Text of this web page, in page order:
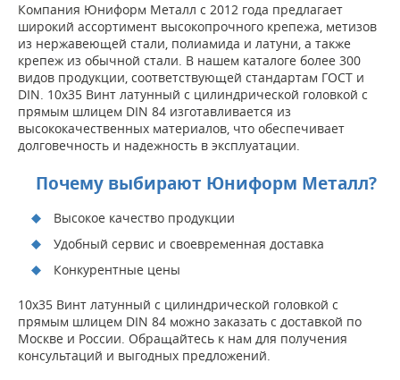
Компания Юниформ Металл с 2012 года предлагает
широкий ассортимент высокопрочного крепежа, метизов
из нержавеющей стали, полиамида и латуни, а также
крепеж из обычной стали. В нашем каталоге более 300
видов продукции, соответствующей стандартам ГОСТ и
DIN. 10х35 Винт латунный с цилиндрической головкой с
прямым шлицем DIN 84 изготавливается из
высококачественных материалов, что обеспечивает
долговечность и надежность в эксплуатации.
Почему выбирают Юниформ Металл?
Высокое качество продукции
Удобный сервис и своевременная доставка
Конкурентные цены
10х35 Винт латунный с цилиндрической головкой с
прямым шлицем DIN 84 можно заказать с доставкой по
Москве и России. Обращайтесь к нам для получения
консультаций и выгодных предложений.